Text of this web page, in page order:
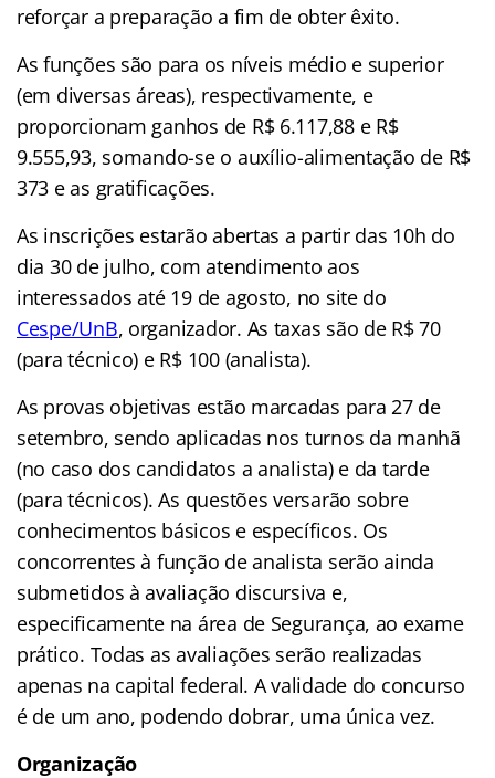
reforçar a preparação a fim de obter êxito.
As funções são para os níveis médio e superior
(em diversas áreas), respectivamente, e
proporcionam ganhos de R$ 6.117,88 e R$
9.555,93, somando-se o auxílio-alimentação de R$
373 e as gratificações.
As inscrições estarão abertas a partir das 10h do
dia 30 de julho, com atendimento aos
interessados até 19 de agosto, no site do
Cespe/UnB, organizador. As taxas são de R$ 70
(para técnico) e R$ 100 (analista).
As provas objetivas estão marcadas para 27 de
setembro, sendo aplicadas nos turnos da manhã
(no caso dos candidatos a analista) e da tarde
(para técnicos). As questões versarão sobre
conhecimentos básicos e específicos. Os
concorrentes à função de analista serão ainda
submetidos à avaliação discursiva e,
especificamente na área de Segurança, ao exame
prático. Todas as avaliações serão realizadas
apenas na capital federal. A validade do concurso
é de um ano, podendo dobrar, uma única vez.
Organização